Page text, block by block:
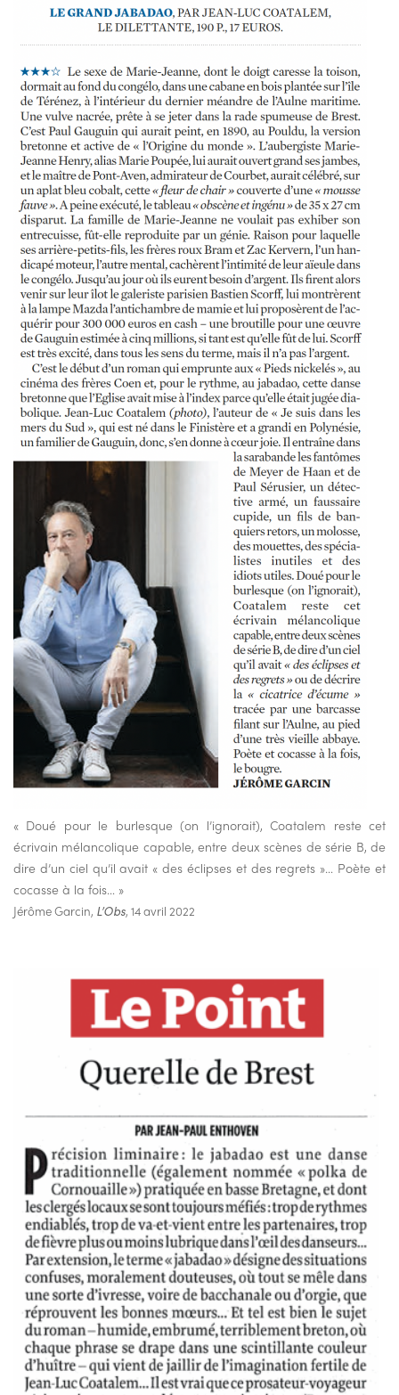
« Doué pour le burlesque (on l’ignorait), Coatalem reste cet
écrivain mélancolique capable, entre deux scènes de série B, de
dire d’un ciel qu’il avait « des éclipses et des regrets »… Poète et
cocasse à la fois… »
Jérôme Garcin, L’Obs, 14 avril 2022